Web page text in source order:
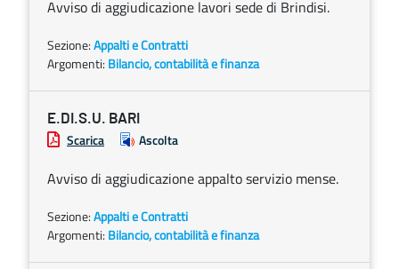
Avviso di aggiudicazione lavori sede di Brindisi.
Sezione:Appalti e Contratti
Argomenti: Bilancio, contabilità e finanza
E.DI.S.U. BARI
Scarica Ascolta
Avviso di aggiudicazione appalto servizio mense.
Sezione:Appalti e Contratti
Argomenti: Bilancio, contabilità e finanza